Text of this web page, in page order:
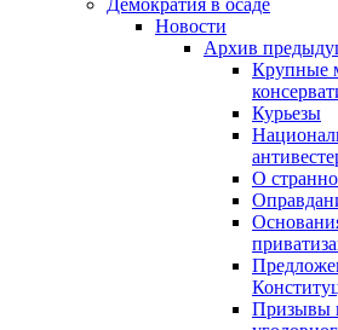
Демократия в осаде
Новости
Архив
Крупные
Курьезы
О
Призывы